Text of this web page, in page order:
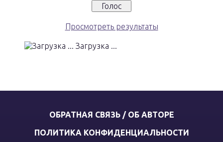
Просмотреть результаты
Загрузка ...
ОБРАТНАЯ СВЯЗЬ / ОБ АВТОРЕ
ПОЛИТИКА КОНФИДЕНЦИАЛЬНОСТИ